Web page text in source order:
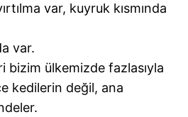
var, kuyruk kısmında
var.
bizim ülkemizde fazlasıyla
kedilerin değil, ana